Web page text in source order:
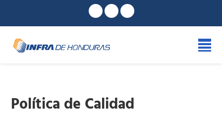
Política de Calidad